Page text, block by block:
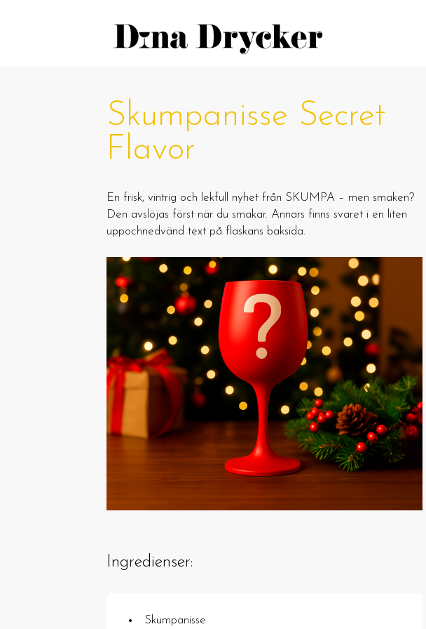
Skumpanisse Secret
Flavor
En frisk, vintrig och lekfull nyhet från SKUMPA – men smaken?
Den avslöjas först när du smakar. Annars finns svaret i en liten
uppochnedvänd text på flaskans baksida.
Ingredienser:
Skumpanisse